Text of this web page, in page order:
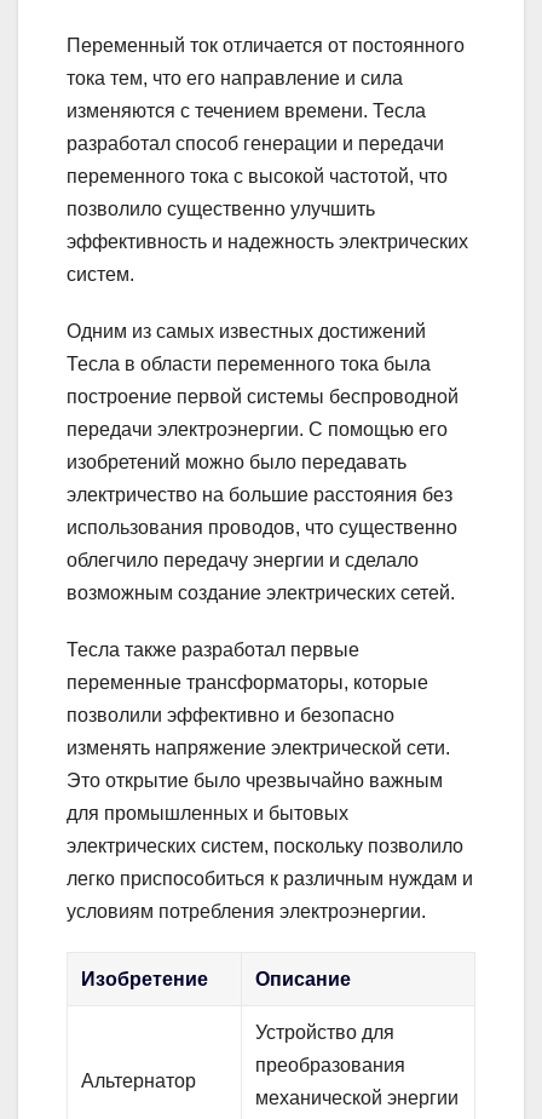
Переменный ток отличается от постоянного
тока тем, что его направление и сила
изменяются с течением времени. Тесла
разработал способ генерации и передачи
переменного тока с высокой частотой, что
позволило существенно улучшить
эффективность и надежность электрических
систем.
Одним из самых известных достижений
Тесла в области переменного тока была
построение первой системы беспроводной
передачи электроэнергии. С помощью его
изобретений можно было передавать
электричество на большие расстояния без
использования проводов, что существенно
облегчило передачу энергии и сделало
возможным создание электрических сетей.
Тесла также разработал первые
переменные трансформаторы, которые
позволили эффективно и безопасно
изменять напряжение электрической сети.
Это открытие было чрезвычайно важным
для промышленных и бытовых
электрических систем, поскольку позволило
легко приспособиться к различным нуждам и
условиям потребления электроэнергии.
Изобретение Описание
Альтернатор
Устройство для
преобразования
механической энергии